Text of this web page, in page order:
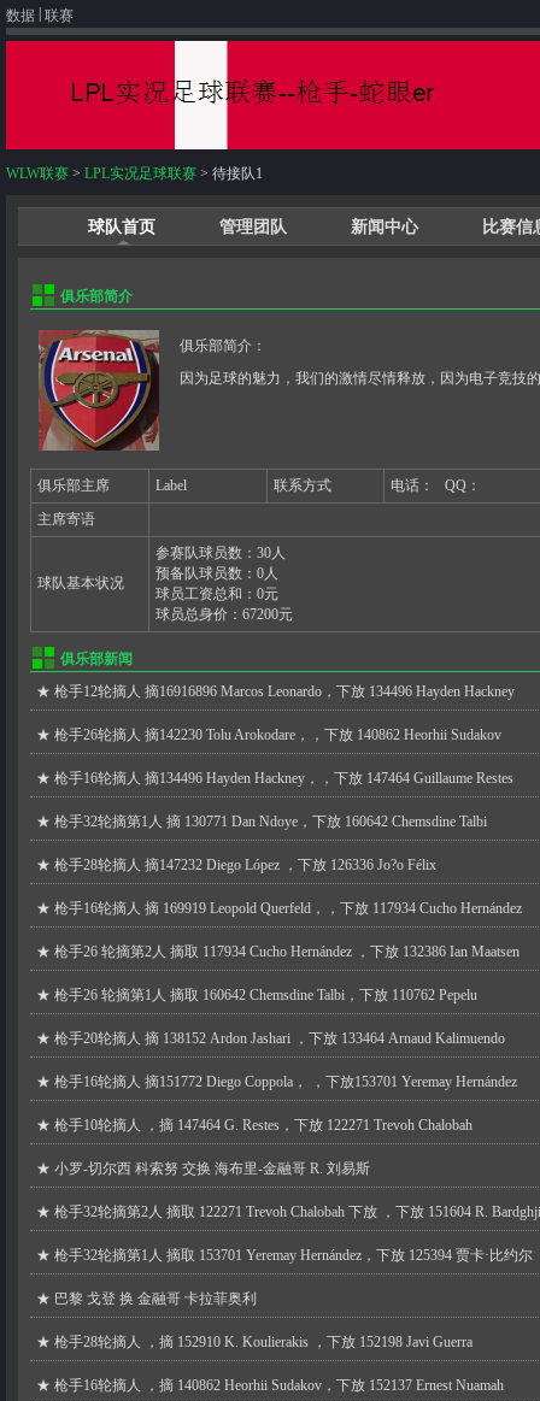
数据 联赛
WLW联赛 > LPL实况足球联赛 > 待接队1
球队首页 管理团队 新闻中心 比赛信
俱乐部简介
俱乐部简介：
因为足球的魅力，我们的激情尽情释放，因为电子竞技
俱乐部主席 Label 联系方式 电话：
QQ：
主席寄语
球队基本状况
参赛队球员数： 30人
预备队球员数： 0人
球员工资总和： 0元
球员总身价： 67200元
俱乐部新闻
★ 枪手12轮摘人 摘16916896 Marcos Leonardo，下放 134496 Hayden Hackney
★ 枪手26轮摘人 摘142230 Tolu Arokodare，，下放 140862 Heorhii Sudakov
★ 枪手16轮摘人 摘134496 Hayden Hackney，，下放 147464 Guillaume Restes
★ 枪手32轮摘第1人 摘 130771 Dan Ndoye，下放 160642 Chemsdine Talbi
★ 枪手28轮摘人 摘147232 Diego López ，下放 126336 Jo?o Félix
★ 枪手16轮摘人 摘 169919 Leopold Querfeld，，下放 117934 Cucho Hernández
★ 枪手26 轮摘第2人 摘取 117934 Cucho Hernández ，下放 132386 Ian Maatsen
★ 枪手26 轮摘第1人 摘取 160642 Chemsdine Talbi，下放 110762 Pepelu
★ 枪手20轮摘人 摘 138152 Ardon Jashari ，下放 133464 Arnaud Kalimuendo
★ 枪手16轮摘人 摘151772 Diego Coppola， ，下放153701 Yeremay Hernández
★ 枪手10轮摘人 ，摘 147464 G. Restes，下放 122271 Trevoh Chalobah
★ 小罗-切尔西 科索努 交换 海布里-金融哥 R. 刘易斯
★ 枪手32轮摘第2人 摘取 122271 Trevoh Chalobah 下放 ，下放 151604 R. Bardghji
★ 枪手32轮摘第1人 摘取 153701 Yeremay Hernández，下放 125394 贾卡·比约尔
★ 巴黎 戈登 换 金融哥 卡拉菲奥利
★ 枪手28轮摘人 ，摘 152910 K. Koulierakis ，下放 152198 Javi Guerra
★ 枪手16轮摘人 ，摘 140862 Heorhii Sudakov，下放 152137 Ernest Nuamah